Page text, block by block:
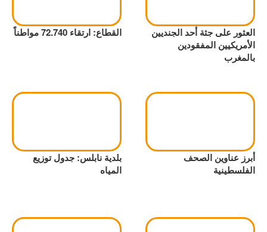
العثور على جثة أحد الجنديين
الأمريكيين المفقودين
بالمغرب
القطاع: ارتقاء 72.740 مواطناً
أبرز عناوين الصحف
الفلسطينية
بلدية نابلس: جدول توزيع
المياه